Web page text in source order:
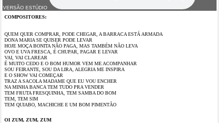
VERSÃO ESTÚDIO
COMPOSITORES:
QUEM QUER COMPRAR, PODE CHEGAR, A BARRACA ESTÁ ARMADA
DONA MARIA SE QUISER PODE LEVAR
HOJE MOÇA BONITA NÃO PAGA, MAS TAMBÉM NÃO LEVA
OVO E UVA FRESCA, É CHUPAR, PAGAR E LEVAR
VAI, VAI CLAREAR
É MUITO CEDO E O BOM HUMOR VEM ME ACOMPANHAR
SOU FEIRANTE, SOU DA LIRA, ALEGRIA ME INSPIRA
E O SHOW VAI COMEÇAR
TRAZ A SACOLA MADAME QUE EU VOU ENCHER
NA MINHA BANCA TEM TUDO PRA VENDER
TEM FRUTA FRESQUINHA, TEM SAMBA DO BOM
TEM, TEM SIM
TEM QUIABO, MACHICHE E UM BOM PIMENTÃO
OI ZUM, ZUM, ZUM